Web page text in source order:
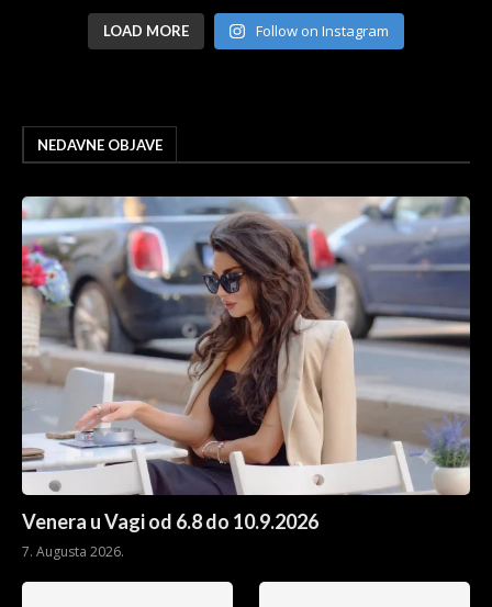
LOAD MORE Follow on Instagram
NEDAVNE OBJAVE
Venera u Vagi od 6.8 do 10.9.2026
7. Augusta 2026.